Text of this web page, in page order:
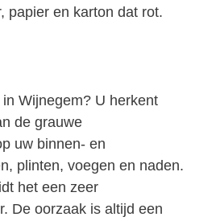
papier en karton dat rot.
Wijnegem? U herkent
de grauwe
uw binnen- en
plinten, voegen en naden.
het een zeer
De oorzaak is altijd een